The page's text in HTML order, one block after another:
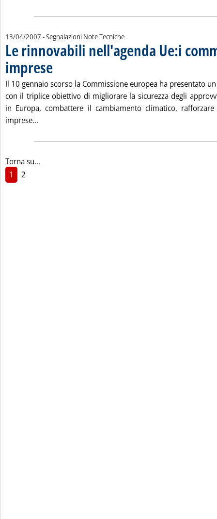
13/04/2007 - Segnalazioni Note Tecniche
Le rinnovabili nell'agenda Ue:i
imprese . Pubblicata venerdì 13 aprile 2007 alle 15.12.
Il 10 gennaio scorso la Commissione europea ha presentato
con il triplice obiettivo di migliorare la sicurezza degli
in Europa, combattere il cambiamento climatico,
imprese...
Torna su...
1
2